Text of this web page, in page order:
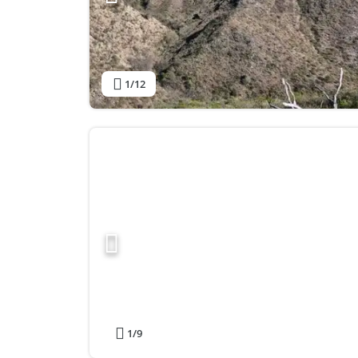
1/12
1/9